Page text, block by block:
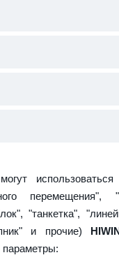
перемещения",
"танкетка",
и прочие)